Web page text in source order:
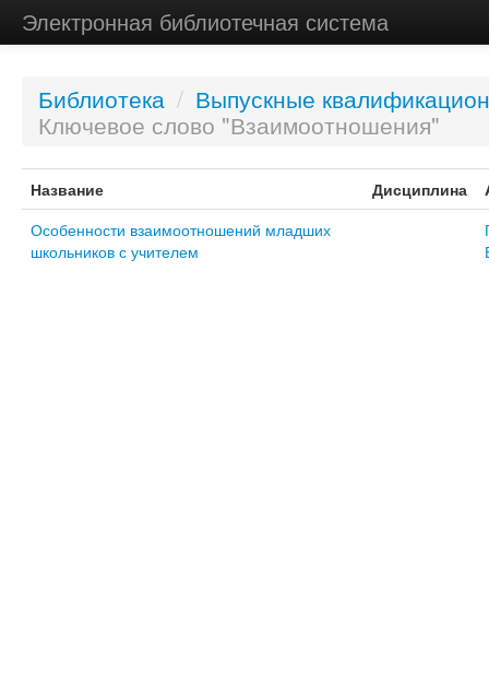
Электронная библиотечная система
Библиотека / Выпускные
Ключевое слово "Взаимоотношения"
Название Дисциплина
Особенности взаимоотношений младших
школьников с учителем